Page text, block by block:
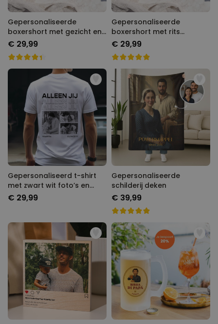
Gepersonaliseerde
boxershort met gezicht en
tekst
€ 29,99
Gepersonaliseerde
boxershort met rits
ontwerp
€ 29,99
Gepersonaliseerd t-shirt
met zwart wit foto’s en
tekst
€ 29,99
Gepersonaliseerde
schilderij deken
€ 39,99